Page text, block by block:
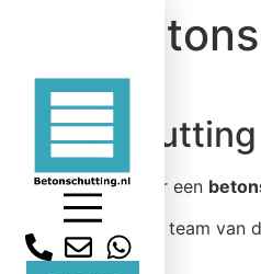
Bent u op zoek naar een
Wij werken met een team